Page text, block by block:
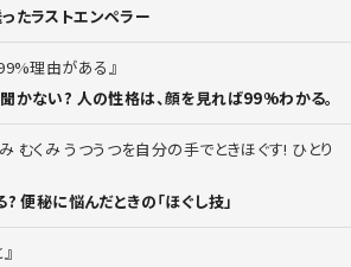
たラストエンペラー
理由がある
かない? 人の性格は、顔を見れば99%わかる。
むくみ うつうつを自分の手でときほぐす! ひとり
便秘に悩んだときの「ほぐし技」